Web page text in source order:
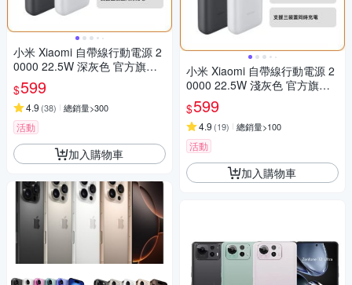
小米 Xiaomi 自帶線行動電源 2
0000 22.5W 深灰色 官方旗艦
館
$599
4.9 (38) 總銷量>300
活動
加入購物車
小米 Xiaomi 自帶線行動電源 2
0000 22.5W 淺灰色 官方旗艦
館
$599
4.9 (19) 總銷量>100
活動
加入購物車